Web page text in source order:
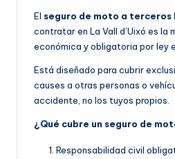
El seguro de moto a terceros
contratar en La Vall d’Uixó es la
económica y obligatoria por ley
Está diseñado para cubrir
causes a otras personas o
accidente, no los tuyos propios.
¿Qué cubre un seguro de
Responsabilidad civil